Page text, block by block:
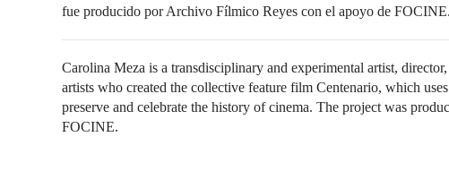
fue producido por Archivo Fílmico Reyes con el apoyo de FOCINE.
Carolina Meza is a transdisciplinary and experimental artist,
artists who created the collective feature film Centenario, which
preserve and celebrate the history of cinema. The project was
FOCINE.